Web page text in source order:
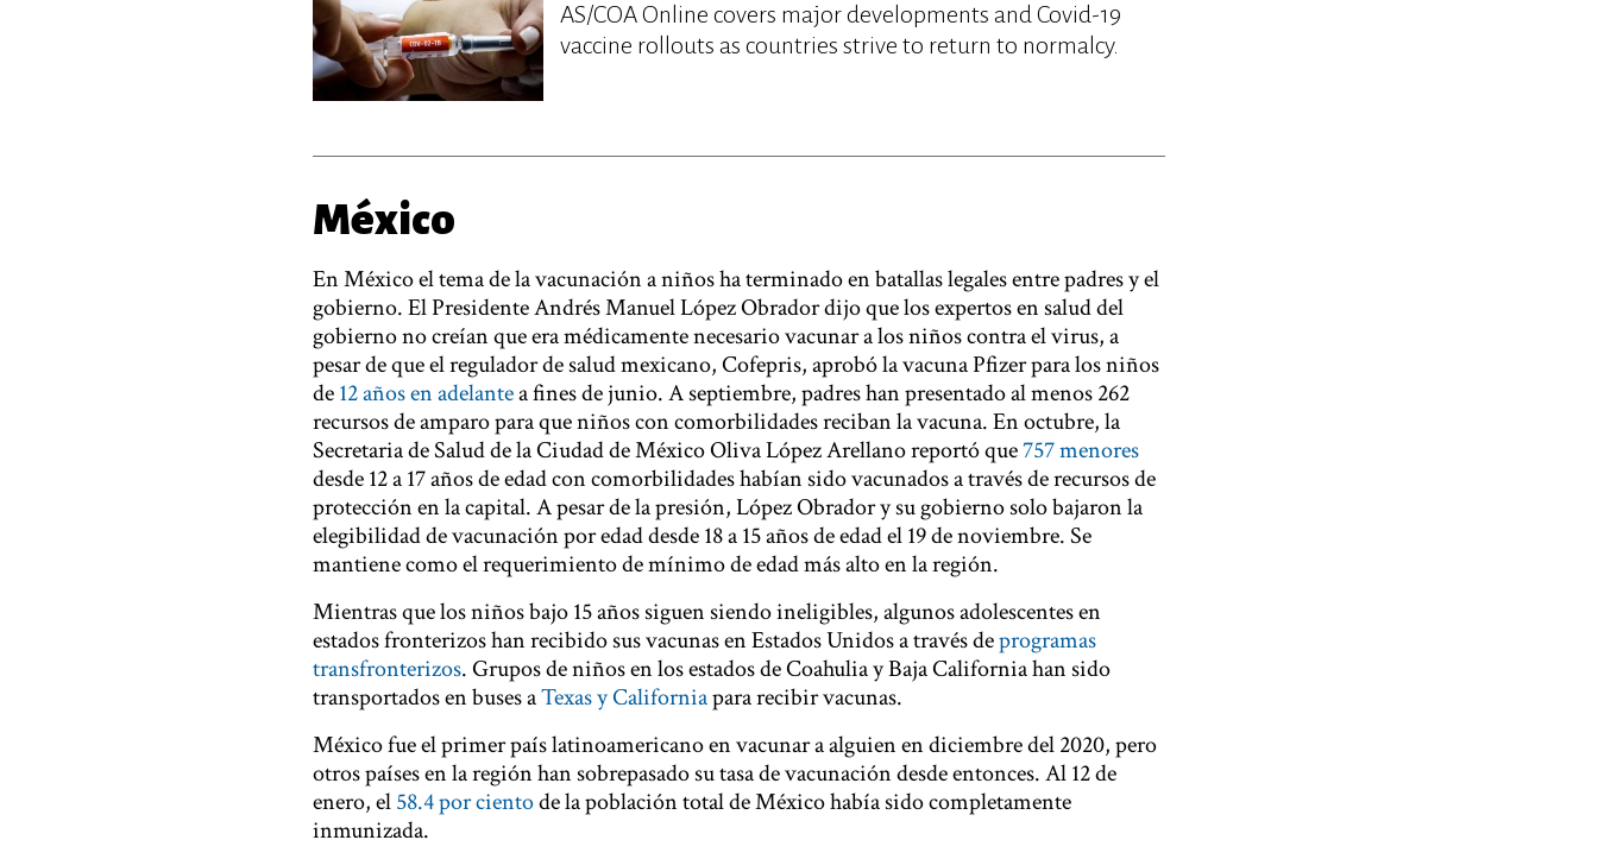
AS/COA Online covers major developments and Covid-19
vaccine rollouts as countries strive to return to normalcy.
México
En México el tema de la vacunación a niños ha terminado en batallas legales entre padres y el
gobierno. El Presidente Andrés Manuel López Obrador dijo que los expertos en salud del
gobierno no creían que era médicamente necesario vacunar a los niños contra el virus, a
pesar de que el regulador de salud mexicano, Cofepris, aprobó la vacuna Pfizer para los niños
de12 años en adelantea fines de junio. A septiembre, padres han presentado al menos 262
recursos de amparo para que niños con comorbilidades reciban la vacuna. En octubre, la
Secretaria de Salud de la Ciudad de México Oliva López Arellano reportó que757 menores
desde 12 a 17 años de edad con comorbilidades habían sido vacunados a través de recursos de
protección en la capital. A pesar de la presión, López Obrador y su gobierno solo bajaron la
elegibilidad de vacunación por edad desde 18 a 15 años de edad el 19 de noviembre. Se
mantiene como el requerimiento de mínimo de edad más alto en la región.
Mientras que los niños bajo 15 años siguen siendo ineligibles, algunos adolescentes en
estados fronterizos han recibido sus vacunas en Estados Unidos a través deprogramas
transfronterizos. Grupos de niños en los estados de Coahulia y Baja California han sido
transportados en buses aTexas y Californiapara recibir vacunas.
México fue el primer país latinoamericano en vacunar a alguien en diciembre del 2020, pero
otros países en la región han sobrepasado su tasa de vacunación desde entonces. Al 12 de
enero, el58.4 por cientode la población total de México había sido completamente
inmunizada.